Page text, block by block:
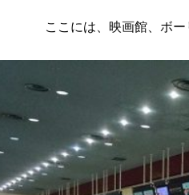
ここには、映画館、ボ